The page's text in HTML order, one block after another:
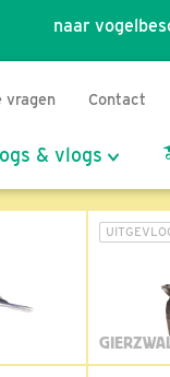
naar
vragen Contact
& vlogs